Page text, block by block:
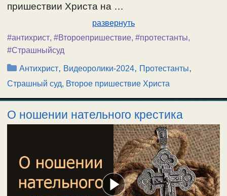
пришествии Христа на …
развернуть
#антихрист, #Второепришествие, #протестанты,
#Страшныйсуд
Рубрики
Антихрист, Видеоролики-2024, Протестанты,
Страшный суд, Второе пришествие Христа
О ношении нательного крестика